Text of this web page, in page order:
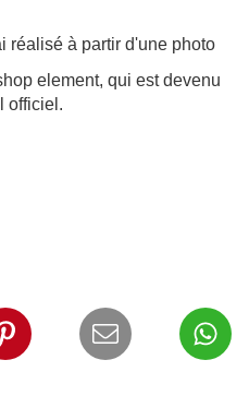
réalisé à partir d'une photo
element, qui est devenu
officiel.